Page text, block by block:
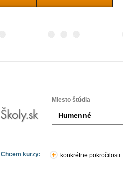
Miesto štúdia
Chcem kurzy: konkrétne pokročilosti